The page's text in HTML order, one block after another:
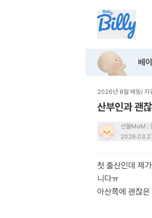
베
2026년 8월 베동/ 자
산부인과 괜
선물MoM
첫 출산인데 제
니다ㅠ